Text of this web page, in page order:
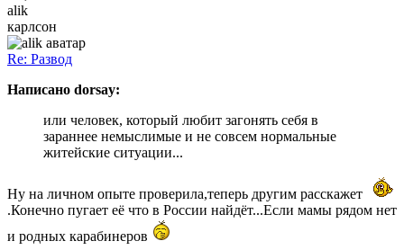
alik
карлсон
Re: Развод
Написано dorsay:
или человек, который любит загонять себя в
зараннее немыслимые и не совсем нормальные
житейские ситуации...
Ну на личном опыте проверила,теперь другим расскажет
.Конечно пугает её что в России найдёт...Если мамы рядом нет
и родных карабинеров